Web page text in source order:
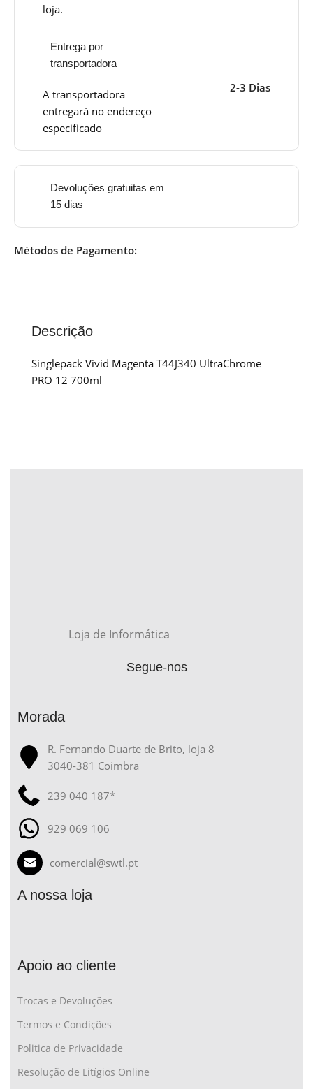
loja.
Entrega por
transportadora
A transportadora
entregará no endereço
especificado
2-3 Dias
Devoluções gratuitas em
15 dias
Métodos de Pagamento:
Descrição
Singlepack Vivid Magenta T44J340 UltraChrome
PRO 12 700ml
Loja de Informática
Segue-nos
Morada
R. Fernando Duarte de Brito, loja 8
3040-381 Coimbra
239 040 187*
929 069 106
comercial@swtl.pt
A nossa loja
Apoio ao cliente
Trocas e Devoluções
Termos e Condições
Politica de Privacidade
Resolução de Litígios Online